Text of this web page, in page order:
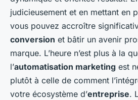
judicieusement et en mettant en
vous pouvez accroître
conversion et bâtir un avenir
marque. L’heure n’est plus à la
l’automatisation marketing est
plutôt à celle de comment
votre écosystème d’entreprise.